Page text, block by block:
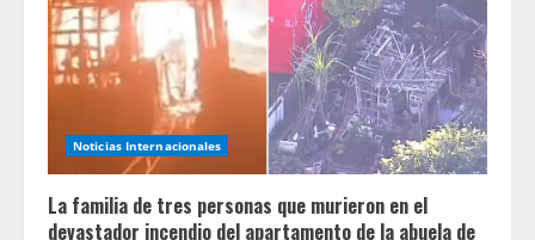
Noticias Internacionales
La familia de tres personas que murieron en el
devastador incendio del apartamento de la abuela de